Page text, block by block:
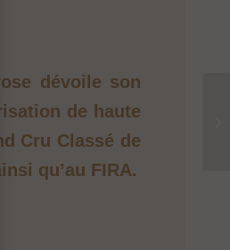
dévoile son
de haute
Cru Classé de
qu’au FIRA.